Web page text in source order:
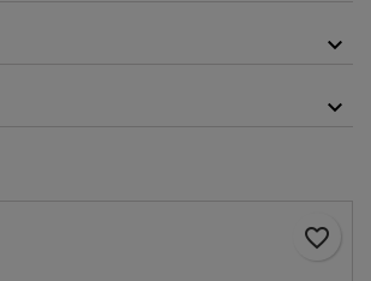
favorite_border